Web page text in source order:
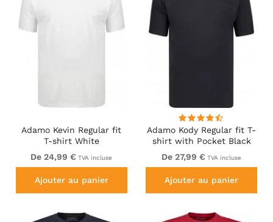
Adamo Kevin Regular fit
T-shirt White
De 24,99 € TVA incluse
Ajouter au panier
Adamo Kody Regular fit T-
shirt with Pocket Black
De 27,99 € TVA incluse
Ajouter au panier